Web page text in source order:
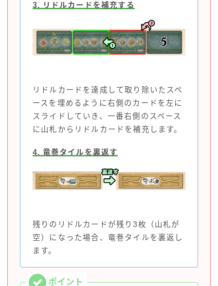
3. リドルカードを補充する
リドルカードを達成して取り除いたスペ
ースを埋めるように右側のカードを左に
スライドしていき、一番右側のスペース
に山札からリドルカードを補充します。
4. 竜巻タイルを裏返す
残りのリドルカードが残り3枚（山札が
空）になった場合、竜巻タイルを裏返し
ます。